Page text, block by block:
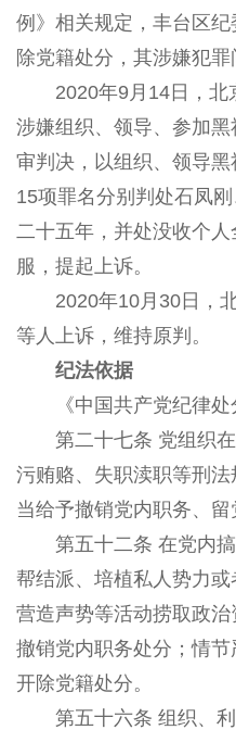
例》相关规定，丰台区
除党籍处分，其涉嫌犯罪
2020年9月14日，北
涉嫌组织、领导、参加
审判决，以组织、领导
15项罪名分别判处石凤
二十五年，并处没收个
服，提起上诉。
2020年10月30日，北
等人上诉，维持原判。
纪法依据
《中国共产党纪律处
第二十七条 党组织在
污贿赂、失职渎职等刑
当给予撤销党内职务、留
第五十二条 在党内搞
帮结派、培植私人势力
营造声势等活动捞取政
撤销党内职务处分；情
开除党籍处分。
第五十六条 组织、利